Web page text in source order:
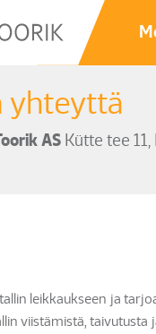
yhteyttä
ASKütte tee 11,
leikkaukseen ja
viistämistä, taivutusta